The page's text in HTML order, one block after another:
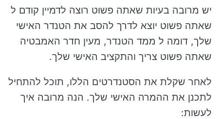
יש מרובה בעיות שאתה פשוט רוצה לדמיין קודם ל
שאתה פשוט יוצא לדרך להסב את הטנדר האישי
שלך, דומה ל ממד הטנדר, מעין חדר האמבטיה
שאתה פשוט צריך והתקציב האישי שלך.
לאחר שקלת את הסטנדרטים הללו, תוכל להתחיל
לתכנן את ההמרה האישי שלך. הנה מרובה איך
לעשות: